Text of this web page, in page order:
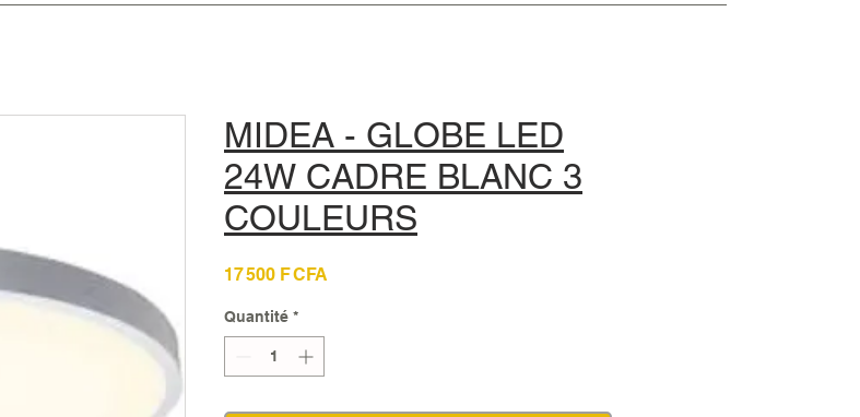
MIDEA - GLOBE LED
24W CADRE BLANC 3
COULEURS
17 500 F CFA
Quantité *